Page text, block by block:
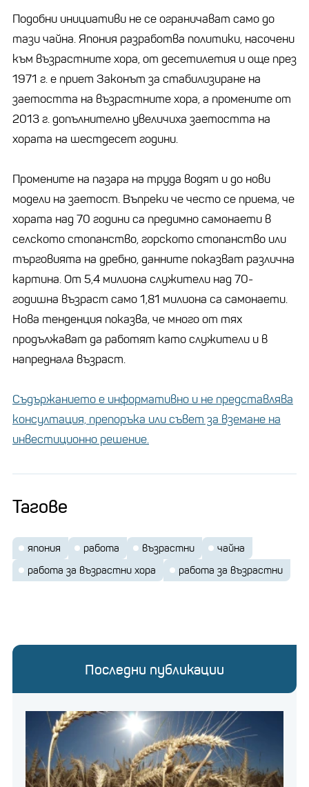
Подобни инициативи не се ограничават само до
тази чайна. Япония разработва политики, насочени
към възрастните хора, от десетилетия и още през
1971 г. е приет Законът за стабилизиране на
заетостта на възрастните хора, а промените от
2013 г. допълнително увеличиха заетостта на
хората на шестдесет години.
Промените на пазара на труда водят и до нови
модели на заетост. Въпреки че често се приема, че
хората над 70 години са предимно самонаети в
селското стопанство, горското стопанство или
търговията на дребно, данните показват различна
картина. От 5,4 милиона служители над 70-
годишна възраст само 1,81 милиона са самонаети.
Нова тенденция показва, че много от тях
продължават да работят като служители и в
напреднала възраст.
Съдържанието е информативно и не представлява
консултация, препоръка или съвет за вземане на
инвестиционно решение.
Тагове
япония работа възрастни
чайна
работа за възрастни хора
работа за възрастни
Последни публикации